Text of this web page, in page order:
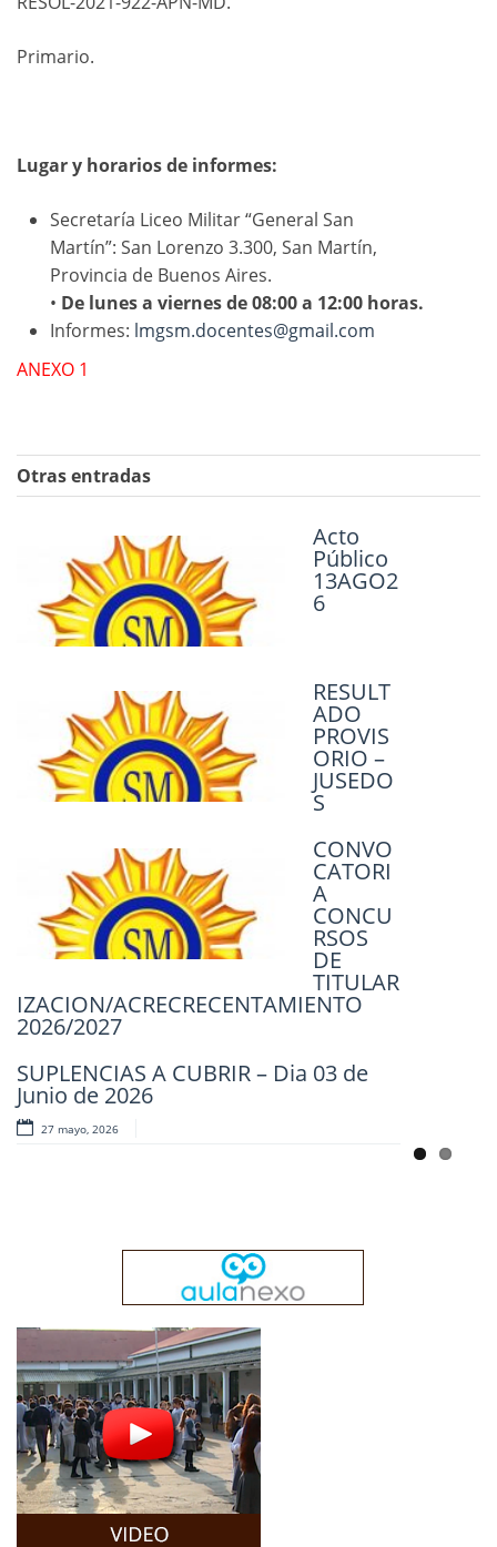
Primario.
Lugar y horarios de informes:
Secretaría Liceo Militar “General San
Martín”: San Lorenzo 3.300, San Martín,
Provincia de Buenos Aires.
• De lunes a viernes de 08:00 a 12:00 horas.
Informes: lmgsm.docentes@gmail.com
ANEXO 1
Otras entradas
Acto
Público
13AGO2
6
RESULT
ADO
PROVIS
ORIO –
JUSEDO
S
CONVO
CATORI
A
CONCU
RSOS
DE
TITULAR
IZACION/ACRECRECENTAMIENTO
2026/2027
SUPLENCIAS A CUBRIR – Dia 03 de
Junio de 2026
27 mayo, 2026
SUPLENCIAS A CUBRIR – Dia 07 de
Mayo de 2026
4 mayo, 2026
ACTO PÚBLICO
Convocatorias Docentes para cubrir
Horas y Cargos Suplentes, para los
Ciclos Lectivos 2027-2029.
14 abril, 2026
ACTO PÚBLICO – EL 07 DE ABRIL DE
2026 / 08:00HS – COBERTURA DE
HORAS SUPLENTES.
3 abril, 2026